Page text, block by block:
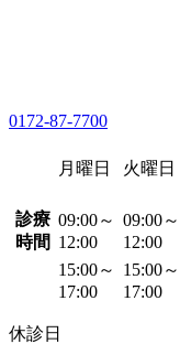
0172-87-7700
月曜日 火曜日
診療
時間
09:00～
12:00
09:00～
12:00
15:00～
17:00
15:00～
17:00
休診日